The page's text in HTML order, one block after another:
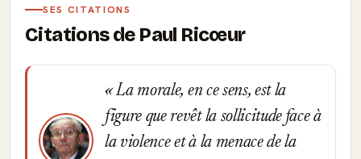
SES CITATIONS
Citations de Paul Ricœur
La morale, en ce sens, est la
figure que revêt la sollicitude face à
la violence et à la menace de la